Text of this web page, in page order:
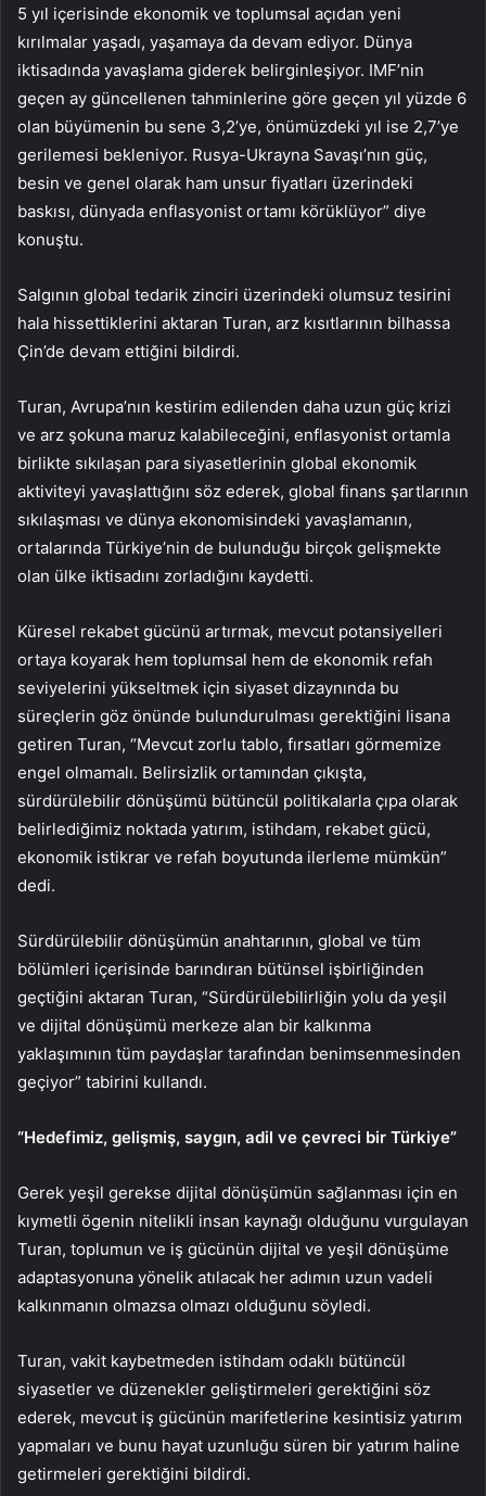
5 yıl içerisinde ekonomik ve toplumsal açıdan yeni
kırılmalar yaşadı, yaşamaya da devam ediyor. Dünya
iktisadında yavaşlama giderek belirginleşiyor. IMF’nin
geçen ay güncellenen tahminlerine göre geçen yıl yüzde 6
olan büyümenin bu sene 3,2’ye, önümüzdeki yıl ise 2,7’ye
gerilemesi bekleniyor. Rusya-Ukrayna Savaşı’nın güç,
besin ve genel olarak ham unsur fiyatları üzerindeki
baskısı, dünyada enflasyonist ortamı körüklüyor” diye
konuştu.
Salgının global tedarik zinciri üzerindeki olumsuz tesirini
hala hissettiklerini aktaran Turan, arz kısıtlarının bilhassa
Çin’de devam ettiğini bildirdi.
Turan, Avrupa’nın kestirim edilenden daha uzun güç krizi
ve arz şokuna maruz kalabileceğini, enflasyonist ortamla
birlikte sıkılaşan para siyasetlerinin global ekonomik
aktiviteyi yavaşlattığını söz ederek, global finans şartlarının
sıkılaşması ve dünya ekonomisindeki yavaşlamanın,
ortalarında Türkiye’nin de bulunduğu birçok gelişmekte
olan ülke iktisadını zorladığını kaydetti.
Küresel rekabet gücünü artırmak, mevcut potansiyelleri
ortaya koyarak hem toplumsal hem de ekonomik refah
seviyelerini yükseltmek için siyaset dizaynında bu
süreçlerin göz önünde bulundurulması gerektiğini lisana
getiren Turan, “Mevcut zorlu tablo, fırsatları görmemize
engel olmamalı. Belirsizlik ortamından çıkışta,
sürdürülebilir dönüşümü bütüncül politikalarla çıpa olarak
belirlediğimiz noktada yatırım, istihdam, rekabet gücü,
ekonomik istikrar ve refah boyutunda ilerleme mümkün”
dedi.
Sürdürülebilir dönüşümün anahtarının, global ve tüm
bölümleri içerisinde barındıran bütünsel işbirliğinden
geçtiğini aktaran Turan, “Sürdürülebilirliğin yolu da yeşil
ve dijital dönüşümü merkeze alan bir kalkınma
yaklaşımının tüm paydaşlar tarafından benimsenmesinden
geçiyor” tabirini kullandı.
“Hedefimiz, gelişmiş, saygın, adil ve çevreci bir Türkiye”
Gerek yeşil gerekse dijital dönüşümün sağlanması için en
kıymetli ögenin nitelikli insan kaynağı olduğunu vurgulayan
Turan, toplumun ve iş gücünün dijital ve yeşil dönüşüme
adaptasyonuna yönelik atılacak her adımın uzun vadeli
kalkınmanın olmazsa olmazı olduğunu söyledi.
Turan, vakit kaybetmeden istihdam odaklı bütüncül
siyasetler ve düzenekler geliştirmeleri gerektiğini söz
ederek, mevcut iş gücünün marifetlerine kesintisiz yatırım
yapmaları ve bunu hayat uzunluğu süren bir yatırım haline
getirmeleri gerektiğini bildirdi.